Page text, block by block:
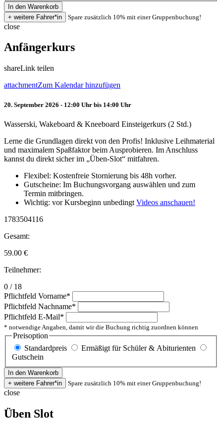
Spare zusätzlich 10% mit einer Gruppenbuchung!
close
Anfängerkurs
shareLink teilen
attachmentZum Kalendar hinzufügen
20. September 2026 - 12:00 Uhr bis 14:00 Uhr
Wasserski, Wakeboard & Kneeboard Einsteigerkurs (2 Std.)
Lerne die Grundlagen direkt von den Profis! Inklusive Leihmaterial
und maximalem Spaßfaktor beim Ausprobieren. Im Anschluss
kannst du direkt sicher im „Üben-Slot“ mitfahren.
Flexibel: Kostenfreie Stornierung bis 48h vorher.
Gutscheine: Im Buchungsvorgang auswählen und zum
Termin mitbringen.
Wichtig: vor Kursbeginn unbedingt Videos anschauen!
1783504116
Gesamt:
59.00 €
Teilnehmer:
0 / 18
Pflichtfeld Vorname*
Pflichtfeld Nachname*
Pflichtfeld E-Mail*
* notwendige Angaben, damit wir die Buchung richtig zuordnen können
Preisoption
Standardpreis
Ermäßigt für Schüler & Abiturienten
Gutschein
Spare zusätzlich 10% mit einer Gruppenbuchung!
close
Üben Slot